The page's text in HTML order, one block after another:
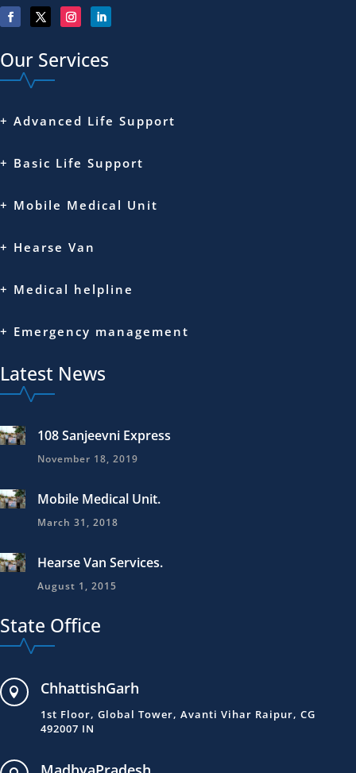
Our Services
+ Advanced Life Support
+ Basic Life Support
+ Mobile Medical Unit
+ Hearse Van
+ Medical helpline
+ Emergency management
Latest News
108 Sanjeevni Express
November 18, 2019
Mobile Medical Unit.
March 31, 2018
Hearse Van Services.
August 1, 2015
State Office
 ChhattishGarh
1st Floor, Global Tower, Avanti Vihar Raipur, CG
492007 IN